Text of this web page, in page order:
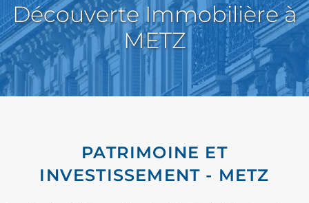
Découverte Immobilière à
METZ
PATRIMOINE ET
INVESTISSEMENT - METZ